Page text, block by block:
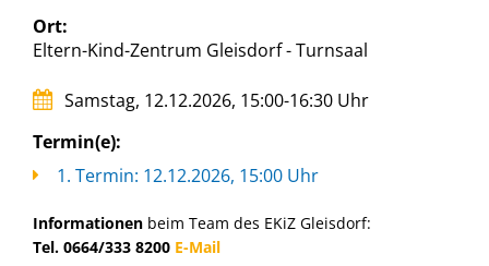
Ort:
Eltern-Kind-Zentrum Gleisdorf - Turnsaal
Samstag, 12.12.2026, 15:00-16:30 Uhr
Termin(e):
1. Termin: 12.12.2026, 15:00 Uhr
Informationen beim Team des EKiZ Gleisdorf:
Tel. 0664/333 8200 E-Mail